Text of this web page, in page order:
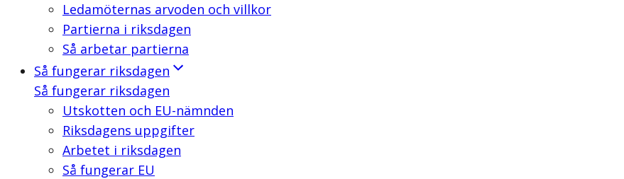
Ledamöternas arvoden och villkor
Partierna i riksdagen
Så arbetar partierna
Så fungerar riksdagen
Så fungerar riksdagen
Utskotten och EU-nämnden
Riksdagens uppgifter
Arbetet i riksdagen
Så fungerar EU